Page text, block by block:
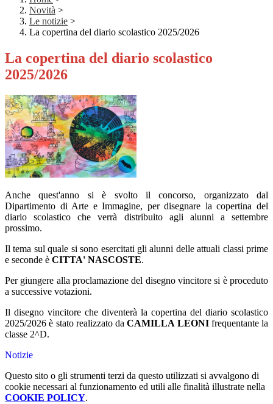
Novità >
Le notizie >
La copertina del diario scolastico 2025/2026
La copertina del diario scolastico
2025/2026
Anche quest'anno si è svolto il concorso, organizzato dal
Dipartimento di Arte e Immagine, per disegnare la copertina del
diario scolastico che verrà distribuito agli alunni a settembre
prossimo.
Il tema sul quale si sono esercitati gli alunni delle attuali classi prime
e seconde è CITTA' NASCOSTE.
Per giungere alla proclamazione del disegno vincitore si è proceduto
a successive votazioni.
Il disegno vincitore che diventerà la copertina del diario scolastico
2025/2026 è stato realizzato daCAMILLA LEONIfrequentante la
classe 2^D.
Notizie
Questo sito o gli strumenti terzi da questo utilizzati si avvalgono di
cookie necessari al funzionamento ed utili alle finalità illustrate nella
COOKIE POLICY.